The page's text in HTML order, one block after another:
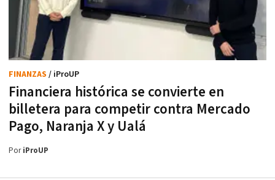
Financiera histórica se convierte en
billetera para competir contra Mercado
Pago, Naranja X y Ualá
FINANZAS / iProUP
PoriProUP